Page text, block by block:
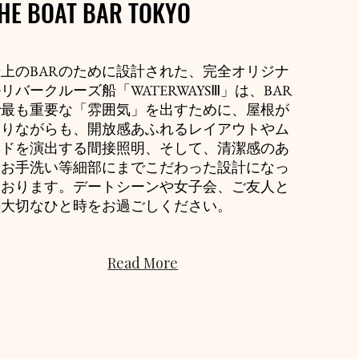
BOAT BAR TOKYO
のBARのために設計された、完全オリジナ
バークルーズ船「WATERWAYSⅢ」は、BAR
も重要な「雰囲気」を出すために、屋根が
ながらも、開放感あふれるレイアウトやム
を演出する間接照明、そして、清潔感のあ
手洗い等細部にまでこだわった設計になっ
ります。デートシーンや女子会、ご友人と
切なひと時をお過ごしください。
Read More